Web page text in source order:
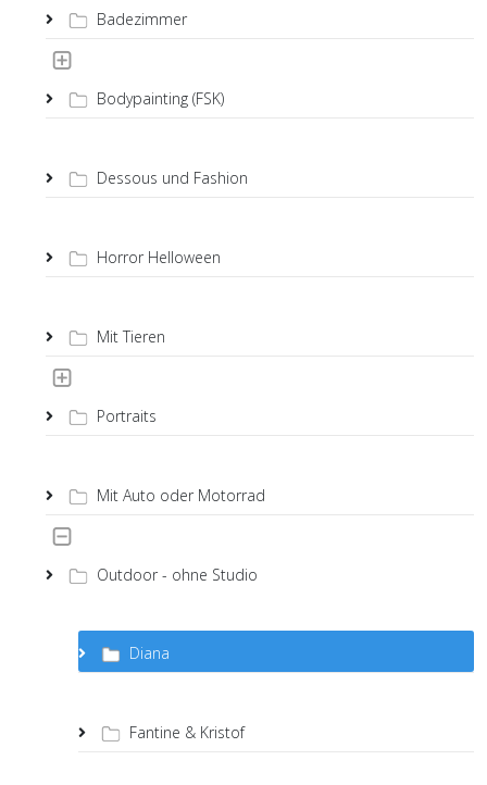
Badezimmer
Bodypainting (FSK)
Dessous und Fashion
Horror Helloween
Mit Tieren
Portraits
Mit Auto oder Motorrad
Outdoor - ohne Studio
Diana
Fantine & Kristof